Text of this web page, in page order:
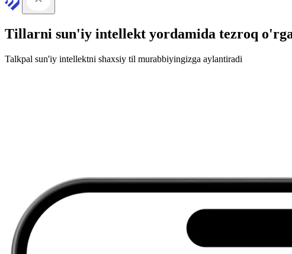
Tillarni sun'iy intellekt yordamida tezroq
Talkpal sun'iy intellektni shaxsiy til murabbiyingizga aylantiradi